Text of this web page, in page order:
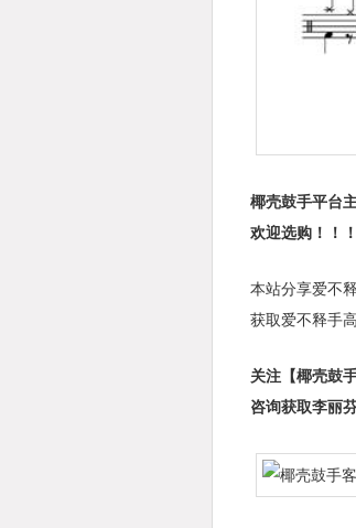
椰壳鼓手平台
欢迎选购！！！
本站分享爱不
获取爱不释手
关注【椰壳鼓
咨询获取李丽